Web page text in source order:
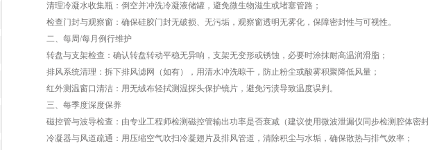
清理冷凝水收集瓶：倒空并冲洗冷凝液储罐，避免微生物滋生或堵塞管路；
检查门封与观察窗：确保硅胶门封无破损、无污垢，观察窗透明无雾化，保障密封性与可视性。
二、每周/每月例行维护
转盘与支架检查：确认转盘转动平稳无异响，支架无变形或锈蚀，必要时涂抹耐高温润滑脂；
排风系统清理：拆下排风滤网（如有），用清水冲洗晾干，防止粉尘或酸雾积聚降低风量；
红外测温窗口清洁：用无绒布轻拭测温探头保护镜片，避免污渍导致温度误判。
三、每季度深度保养
磁控管与波导检查：由专业工程师检测磁控管输出功率是否衰减（建议使用微波泄漏仪同步检测腔体密封
冷凝器与风道疏通：用压缩空气吹扫冷凝翅片及排风管道，清除积尘与水垢，确保散热与排气效率；